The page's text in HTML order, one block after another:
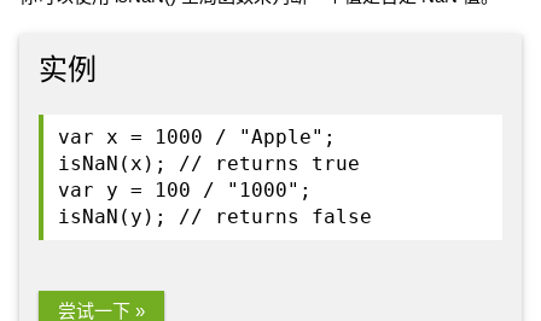
实例
var x = 1000 / "Apple";
isNaN(x); // returns true
var y = 100 / "1000";
isNaN(y); // returns false
尝试一下 »